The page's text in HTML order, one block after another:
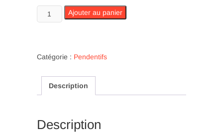
quantité
de
fleurs
jaune
et
bleu
Ajouter au panier
Catégorie : Pendentifs
Description
Description